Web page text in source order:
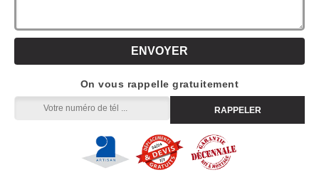
On vous rappelle gratuitement